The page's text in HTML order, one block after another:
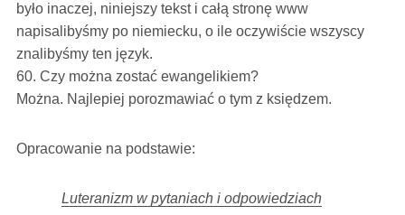
było inaczej, niniejszy tekst i całą stronę www
napisalibyśmy po niemiecku, o ile oczywiście wszyscy
znalibyśmy ten język.
60. Czy można zostać ewangelikiem?
Można. Najlepiej porozmawiać o tym z księdzem.
Opracowanie na podstawie:
Luteranizm w pytaniach i odpowiedziach